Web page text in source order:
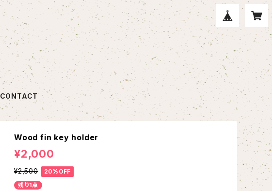
CONTACT
Wood fin key holder
¥2,000
¥2,500
20%OFF
残り1点